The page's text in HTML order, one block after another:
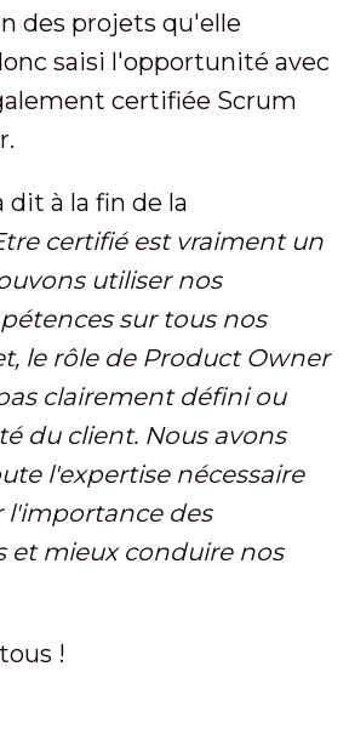
des projets qu'elle
saisi l'opportunité avec
certifiée Scrum
dit à la fin de la
certifié est vraiment un
utiliser nos
sur tous nos
le rôle de Product Owner
clairement défini ou
du client. Nous avons
l'expertise nécessaire
l'importance des
et mieux conduire nos
!